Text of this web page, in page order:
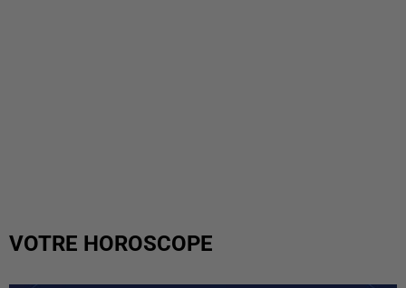
VOTRE HOROSCOPE